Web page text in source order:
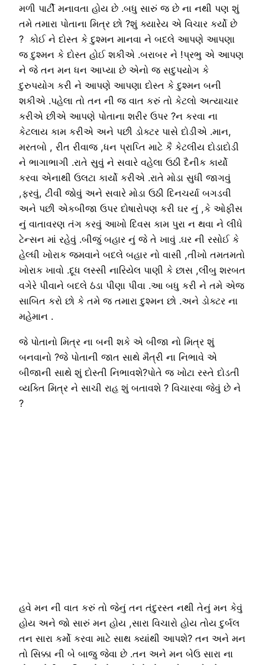
મળી પાર્ટી મનાવતા હોય છે .બધુ સારું જ છે ના નથી પણ શું
તમે તમારા પોતાના મિત્ર છો ?શું ક્યારેય એ વિચાર કર્યો છે
? કોઈ ને દોસ્ત કે દુશ્મન માનવા ને બદલે આપણે આપણા
જ દુશ્મન કે દોસ્ત હોઈ શકીએ .બરાબર ને !પ્રભુ એ આપણ
ને જે તન મન ધન આપ્યા છે એનો જ સદુપયોગ કે
દુરુપયોગ કરી ને આપણે આપણા દોસ્ત કે દુશ્મન બની
શકીએ .પહેલા તો તન ની જ વાત કરું તો કેટલો અત્યાચાર
કરીએ છીએ આપણે પોતાના શરીર ઉપર ?ન કરવા ના
કેટલાય કામ કરીએ અને પછી ડોક્ટર પાસે દોડીએ .માન,
મરતબો , રીત રીવાજ ,ધન પ્રાપ્તિ માટે કૈ કેટલીય દોડાદોડી
ને ભાગાભાગી .રાતે સુવું ને સવારે વહેલા ઉઠી દૈનીક કાર્યો
કરવા એનાથી ઉલટા કાર્યો કરીએ .રાતે મોડા સુધી જાગવું
,ફરવું, ટીવી જોવું અને સવારે મોડા ઉઠી દિનચર્યા બગડવી
અને પછી એકબીજા ઉપર દોષારોપણ કરી ઘર નું ,કે ઓફીસ
નું વાતાવરણ તંગ કરવું આખો દિવસ કામ પુરા ન થવા ને લીધે
ટેન્સન માં રહેવું .બીજું બહાર નું જે તે ખાવું .ઘર ની રસોઈ કે
હેલ્ધી ખોરાક જમવાને બદલે બહાર નો વાસી ,તીખો તમતમતો
ખોરાક ખાવો .દૂધ લસ્સી નારિયેલ પાણી કે છાસ ,લીંબુ શરબત
વગેરે પીવાને બદલે ઠંડા પીણા પીવા .આ બધુ કરી ને તમે એજ
સાબિત કરો છો કે તમે જ તમારા દુશ્મન છો .અને ડોક્ટર ના
મહેમાન .
જે પોતાનો મિત્ર ના બની શકે એ બીજા નો મિત્ર શું
બનવાનો ?જે પોતાની જાત સાથે મૈત્રી ના નિભાવે એ
બીજાની સાથે શું દોસ્તી નિભાવશે?પોતે જ ખોટા રસ્તે દોડતી
વ્યક્તિ મિત્ર ને સાચી રાહ શું બતાવશે ? વિચારવા જેવું છે ને
?
હવે મન ની વાત કરું તો જેનું તન તંદુરસ્ત નથી તેનું મન કેવું
હોય અને જો સારું મન હોય ,સારા વિચારો હોય તોય દુર્બલ
તન સારા કર્મો કરવા માટે સાથ ક્યાંથી આપશે? તન અને મન
તો સિક્કા ની બે બાજુ જેવા છે .તન અને મન બેઉ સારા ના